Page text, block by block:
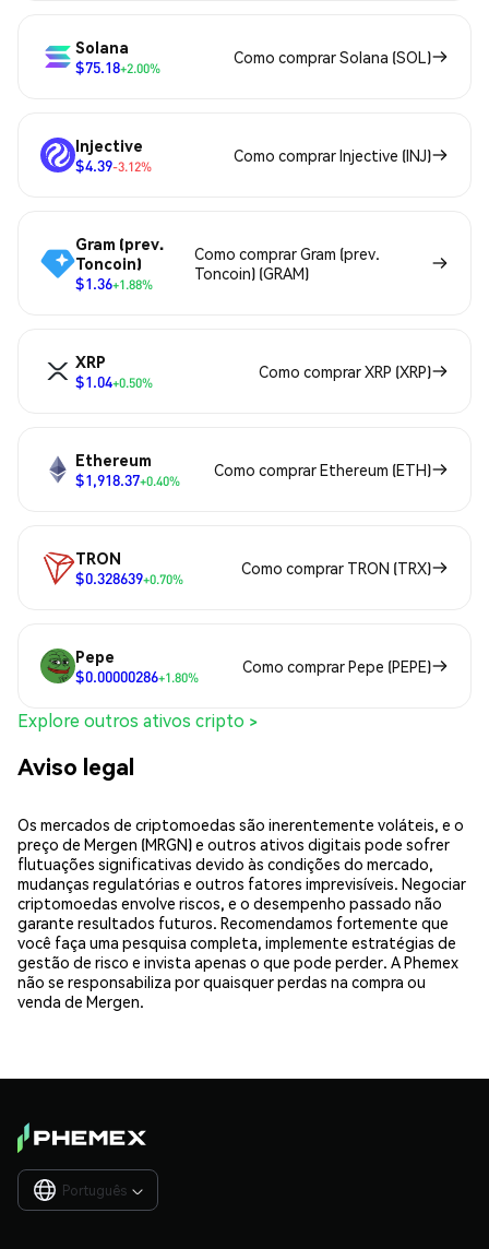
Solana
$75.18+2.00%
Como comprar Solana (SOL)
Injective
$4.39-3.12%
Como comprar Injective (INJ)
Gram (prev.
Toncoin)
$1.36+1.88%
Como comprar Gram (prev.
Toncoin) (GRAM)
XRP
$1.04+0.50%
Como comprar XRP (XRP)
Ethereum
$1,918.37+0.40%
Como comprar Ethereum (ETH)
TRON
$0.328639+0.70%
Como comprar TRON (TRX)
Pepe
$0.00000286+1.80%
Como comprar Pepe (PEPE)
Explore outros ativos cripto >
Aviso legal
Os mercados de criptomoedas são inerentemente voláteis, e o
preço de Mergen (MRGN) e outros ativos digitais pode sofrer
flutuações significativas devido às condições do mercado,
mudanças regulatórias e outros fatores imprevisíveis. Negociar
criptomoedas envolve riscos, e o desempenho passado não
garante resultados futuros. Recomendamos fortemente que
você faça uma pesquisa completa, implemente estratégias de
gestão de risco e invista apenas o que pode perder. A Phemex
não se responsabiliza por quaisquer perdas na compra ou
venda de Mergen.
Português 